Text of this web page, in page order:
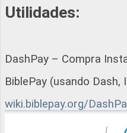
Utilidades:
DashPay – Compra
BiblePay (usando
wiki.biblepay.org/